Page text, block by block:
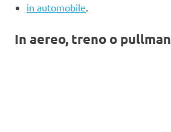
in automobile
In aereo, treno o pullman